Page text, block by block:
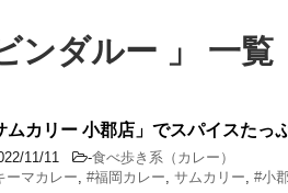
ンダルー 」 一覧
ムカリー 小郡店」でスパイスたっ
11/11 -食べ歩き系（カレー）
ーマカレー, #福岡カレー, サムカリー, #小